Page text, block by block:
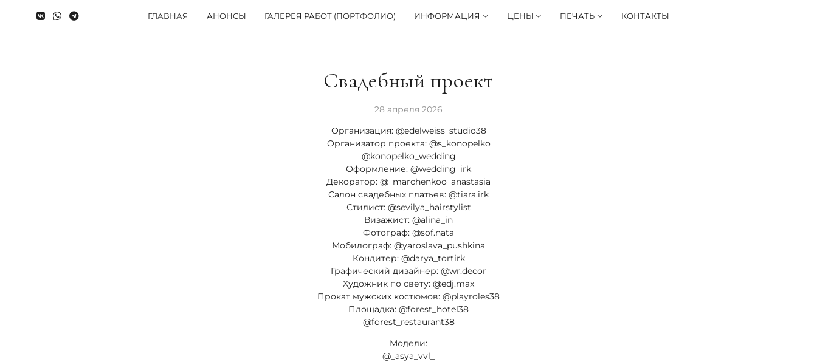
ГЛАВНАЯ АНОНСЫ ГАЛЕРЕЯ РАБОТ (ПОРТФОЛИО) ИНФОРМАЦИЯ ЦЕНЫ ПЕЧАТЬ КОНТАКТЫ
Свадебный проект
28 апреля 2026
Организация: @edelweiss_studio38
Организатор проекта: @s_konopelko
@konopelko_wedding
Оформление: @wedding_irk
Декоратор: @_marchenkoo_anastasia
Салон свадебных платьев: @tiara.irk
Стилист: @sevilya_hairstylist
Визажист: @alina_in
Фотограф: @sof.nata
Мобилограф: @yaroslava_pushkina
Кондитер: @darya_tortirk
Графический дизайнер: @wr.decor
Художник по свету: @edj.max
Прокат мужских костюмов: @playroles38
Площадка: @forest_hotel38
@forest_restaurant38
Модели:
@_asya_vvl_